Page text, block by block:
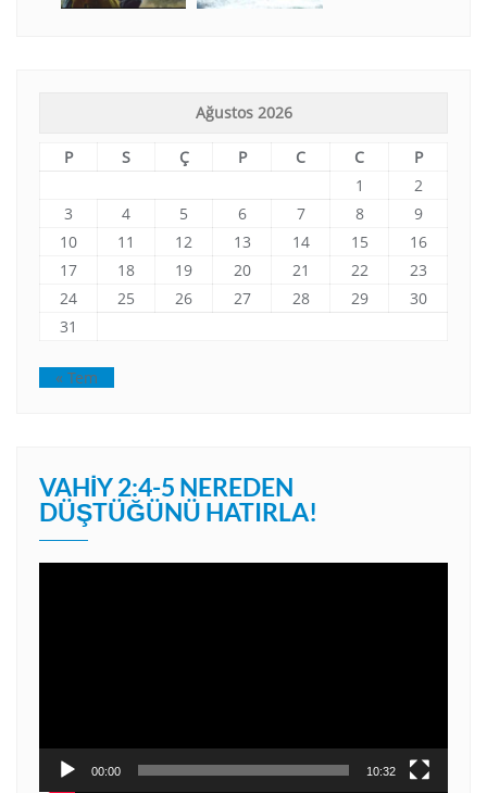
Ağustos 2026
P S Ç P C C
P
1
2
3
4 5 6 7 8
9
10
11 12 13 14 15
16
17
18 19 20 21 22
23
24
25 26 27 28 29
30
31
« Tem
VAHIY 2:4-5 NEREDEN
DÜŞTÜĞÜNÜ HATIRLA!
00:00 10:32